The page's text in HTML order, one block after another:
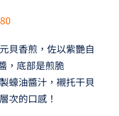
貝香煎，佐以紫艷自
，底部是煎脆
蠔油醬汁，襯托干貝
次的口感！